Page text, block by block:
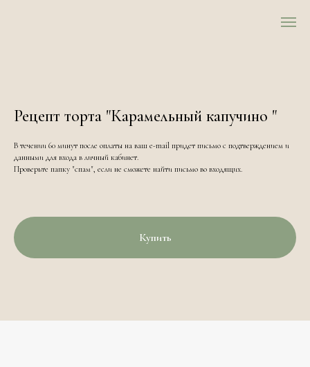
Рецепт торта "Карамельный капучино "
В течении 60 минут после оплаты на ваш e-mail придет письмо с подтверждением и
данными для входа в личный кабинет.
Проверьте папку "спам", если не сможете найти письмо во входящих.
Купить